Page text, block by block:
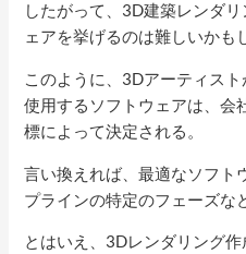
したがって、3D建築レンダ
ェアを挙げるのは難しいかも
このように、3Dアーティス
使用するソフトウェアは、会
標によって決定される。
言い換えれば、最適なソフト
プラインの特定のフェーズな
とはいえ、3Dレンダリング